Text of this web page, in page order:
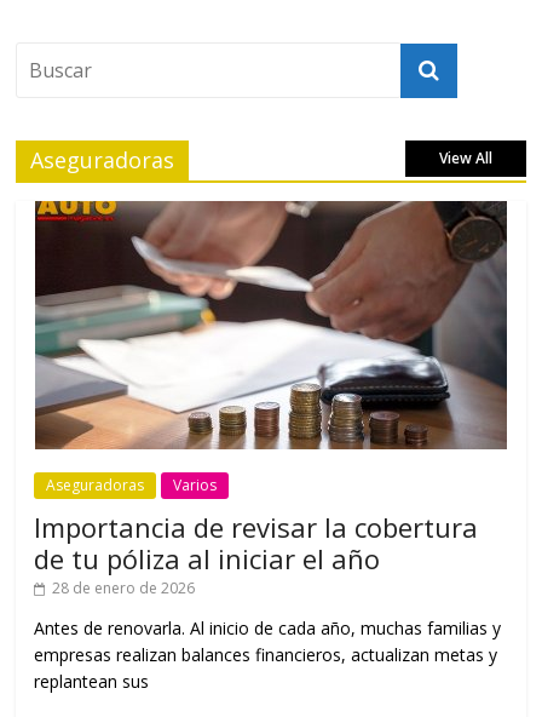
Aseguradoras View All
Aseguradoras Varios
Importancia de revisar la cobertura
de tu póliza al iniciar el año
28 de enero de 2026
Antes de renovarla. Al inicio de cada año, muchas familias y
empresas realizan balances financieros, actualizan metas y
replantean sus